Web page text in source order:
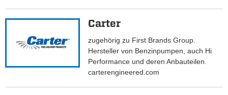
Carter
zugehörig zu First Brands Group.
Hersteller von Benzinpumpen, auch Hi
Performance und deren Anbauteilen.
carterengineered.com